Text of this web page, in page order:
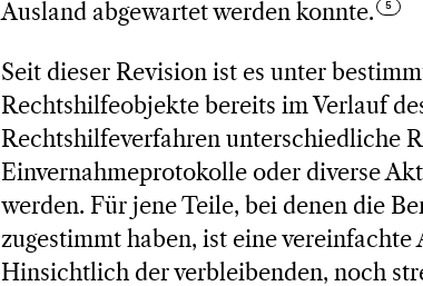
Ausland abgewartet werden konnte.
Seit dieser Revision ist es unter
Rechtshilfeobjekte bereits im Verlauf
Rechtshilfeverfahren unterschiedliche
Einvernahmeprotokolle oder diverse
werden. Für jene Teile, bei denen die
zugestimmt haben, ist eine
Hinsichtlich der verbleibenden, noch